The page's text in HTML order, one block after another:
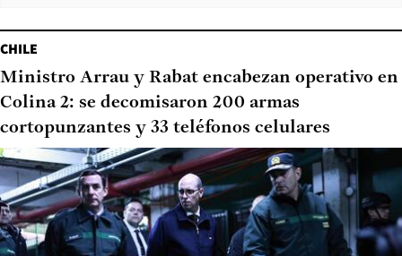
CHILE
Ministro Arrau y Rabat encabezan operativo en
Colina 2: se decomisaron 200 armas
cortopunzantes y 33 teléfonos celulares